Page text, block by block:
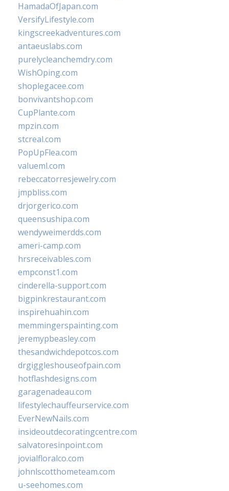
HamadaOfJapan.com
VersifyLifestyle.com
kingscreekadventures.com
antaeuslabs.com
purelycleanchemdry.com
WishOping.com
shoplegacee.com
bonvivantshop.com
CupPlante.com
mpzin.com
stcreal.com
PopUpFlea.com
valueml.com
rebeccatorresjewelry.com
jmpbliss.com
drjorgerico.com
queensushipa.com
wendyweimerdds.com
ameri-camp.com
hrsreceivables.com
empconst1.com
cinderella-support.com
bigpinkrestaurant.com
inspirehuahin.com
memmingerspainting.com
jeremypbeasley.com
thesandwichdepotcos.com
drgiggleshouseofpain.com
hotflashdesigns.com
garagenadeau.com
lifestylechauffeurservice.com
EverNewNails.com
insideoutdecoratingcentre.com
salvatoresinpoint.com
jovialfloralco.com
johnlscotthometeam.com
u-seehomes.com